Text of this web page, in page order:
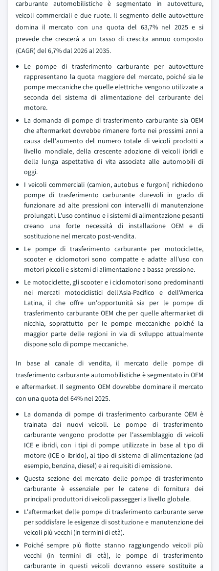
carburante automobilistiche è segmentato in autovetture,
veicoli commerciali e due ruote. Il segmento delle autovetture
domina il mercato con una quota del 63,7% nel 2025 e si
prevede che crescerà a un tasso di crescita annuo composto
(CAGR) del 6,7% dal 2026 al 2035.
Le pompe di trasferimento carburante per autovetture
rappresentano la quota maggiore del mercato, poiché sia le
pompe meccaniche che quelle elettriche vengono utilizzate a
seconda del sistema di alimentazione del carburante del
motore.
La domanda di pompe di trasferimento carburante sia OEM
che aftermarket dovrebbe rimanere forte nei prossimi anni a
causa dell'aumento del numero totale di veicoli prodotti a
livello mondiale, della crescente adozione di veicoli ibridi e
della lunga aspettativa di vita associata alle automobili di
oggi.
I veicoli commerciali (camion, autobus e furgoni) richiedono
pompe di trasferimento carburante durevoli in grado di
funzionare ad alte pressioni con intervalli di manutenzione
prolungati. L'uso continuo e i sistemi di alimentazione pesanti
creano una forte necessità di installazione OEM e di
sostituzione nel mercato post-vendita.
Le pompe di trasferimento carburante per motociclette,
scooter e ciclomotori sono compatte e adatte all'uso con
motori piccoli e sistemi di alimentazione a bassa pressione.
Le motociclette, gli scooter e i ciclomotori sono predominanti
nei mercati motociclistici dell'Asia-Pacifico e dell'America
Latina, il che offre un'opportunità sia per le pompe di
trasferimento carburante OEM che per quelle aftermarket di
nicchia, soprattutto per le pompe meccaniche poiché la
maggior parte delle regioni in via di sviluppo attualmente
dispone solo di pompe meccaniche.
In base al canale di vendita, il mercato delle pompe di
trasferimento carburante automobilistiche è segmentato in OEM
e aftermarket. Il segmento OEM dovrebbe dominare il mercato
con una quota del 64% nel 2025.
La domanda di pompe di trasferimento carburante OEM è
trainata dai nuovi veicoli. Le pompe di trasferimento
carburante vengono prodotte per l'assemblaggio di veicoli
ICE e ibridi, con i tipi di pompe utilizzate in base al tipo di
motore (ICE o ibrido), al tipo di sistema di alimentazione (ad
esempio, benzina, diesel) e ai requisiti di emissione.
Questa sezione del mercato delle pompe di trasferimento
carburante è essenziale per le catene di fornitura dei
principali produttori di veicoli passeggeri a livello globale.
L'aftermarket delle pompe di trasferimento carburante serve
per soddisfare le esigenze di sostituzione e manutenzione dei
veicoli più vecchi (in termini di età).
Poiché sempre più flotte stanno raggiungendo veicoli più
vecchi (in termini di età), le pompe di trasferimento
carburante in questi veicoli dovranno essere sostituite a